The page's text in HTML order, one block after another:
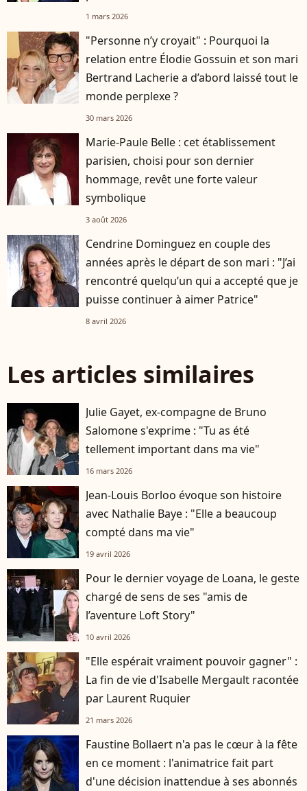
1 mars 2026
"Personne n’y croyait" : Pourquoi la
relation entre Élodie Gossuin et son mari
Bertrand Lacherie a d’abord laissé tout le
monde perplexe ?
30 mars 2026
Marie-Paule Belle : cet établissement
parisien, choisi pour son dernier
hommage, revêt une forte valeur
symbolique
3 août 2026
Cendrine Dominguez en couple des
années après le départ de son mari : "J’ai
rencontré quelqu’un qui a accepté que je
puisse continuer à aimer Patrice"
8 avril 2026
Les articles similaires
Julie Gayet, ex-compagne de Bruno
Salomone s'exprime : "Tu as été
tellement important dans ma vie"
16 mars 2026
Jean-Louis Borloo évoque son histoire
avec Nathalie Baye : "Elle a beaucoup
compté dans ma vie"
19 avril 2026
Pour le dernier voyage de Loana, le geste
chargé de sens de ses "amis de
l’aventure Loft Story"
10 avril 2026
"Elle espérait vraiment pouvoir gagner" :
La fin de vie d'Isabelle Mergault racontée
par Laurent Ruquier
21 mars 2026
Faustine Bollaert n'a pas le cœur à la fête
en ce moment : l'animatrice fait part
d'une décision inattendue à ses abonnés